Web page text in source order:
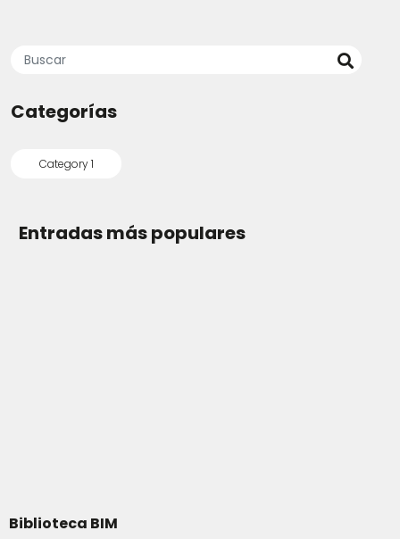
Categorías
Category 1
Entradas más populares
Biblioteca BIM